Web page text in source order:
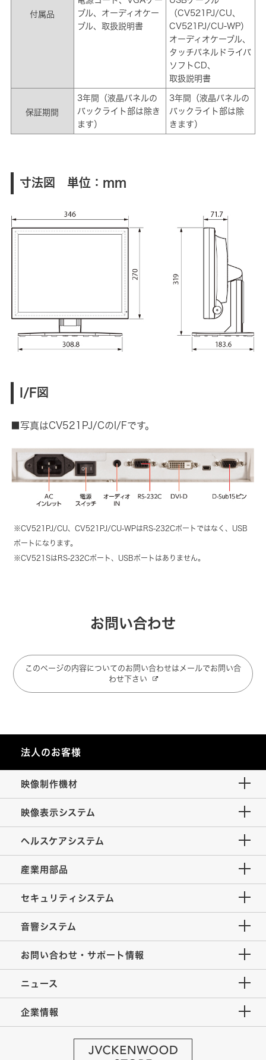
付属品
ブル、オーディオケー
ブル、取扱説明書
（CV521PJ/CU、
CV521PJ/CU-WP）
オーディオケーブル、
タッチパネルドライバ
ソフトCD、
取扱説明書
保証期間
3年間（液晶パネルの
バックライト部は除き
ます）
3年間（液晶パネルの
バックライト部は除
きます）
寸法図 単位：mm
I/F図
■写真はCV521PJ/CのI/Fです。
※CV521PJ/CU、CV521PJ/CU-WPはRS-232Cポートではなく、USB
ポートになります。
※CV521SはRS-232Cポート、USBポートはありません。
お問い合わせ
このページの内容についてのお問い合わせはメールでお問い合
わせ下さい
法人のお客様
映像制作機材
映像表示システム
ヘルスケアシステム
産業用部品
セキュリティシステム
音響システム
お問い合わせ・サポート情報
ニュース
企業情報